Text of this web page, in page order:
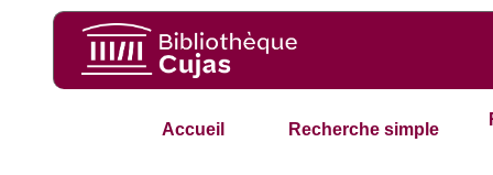
Accueil Recherche simple